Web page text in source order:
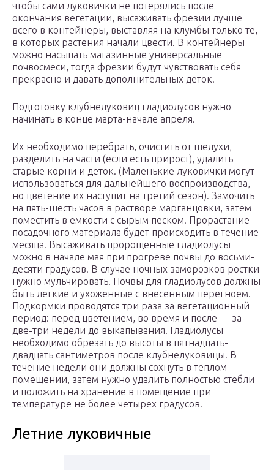
чтобы сами луковички не потерялись после
окончания вегетации, высаживать фрезии лучше
всего в контейнеры, выставляя на клумбы только те,
в которых растения начали цвести. В контейнеры
можно насыпать магазинные универсальные
почвосмеси, тогда фрезии будут чувствовать себя
прекрасно и давать дополнительных деток.
Подготовку клубнелуковиц гладиолусов нужно
начинать в конце марта-начале апреля.
Их необходимо перебрать, очистить от шелухи,
разделить на части (если есть прирост), удалить
старые корни и деток. (Маленькие луковички могут
использоваться для дальнейшего воспроизводства,
но цветение их наступит на третий сезон). Замочить
на пять-шесть часов в растворе марганцовки, затем
поместить в емкости с сырым песком. Прорастание
посадочного материала будет происходить в течение
месяца. Высаживать пророщенные гладиолусы
можно в начале мая при прогреве почвы до восьми-
десяти градусов. В случае ночных заморозков ростки
нужно мульчировать. Почвы для гладиолусов должны
быть легкие и ухоженные с внесенным перегноем.
Подкормки проводятся три раза за вегетационный
период: перед цветением, во время и после — за
две-три недели до выкапывания. Гладиолусы
необходимо обрезать до высоты в пятнадцать-
двадцать сантиметров после клубнелуковицы. В
течение недели они должны сохнуть в теплом
помещении, затем нужно удалить полностью стебли
и положить на хранение в помещение при
температуре не более четырех градусов.
Летние луковичные